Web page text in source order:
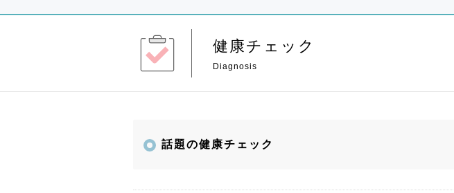
健康チェック
話題の健康チェック